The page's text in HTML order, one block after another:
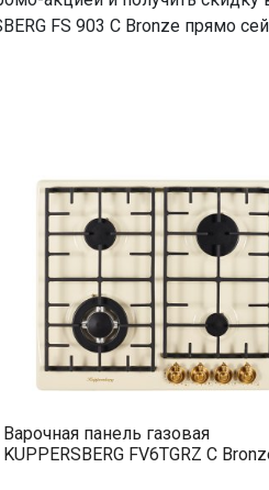
FS 903 C Bronze прямо
Варочная панель газовая
KUPPERSBERG FV6TGRZ C